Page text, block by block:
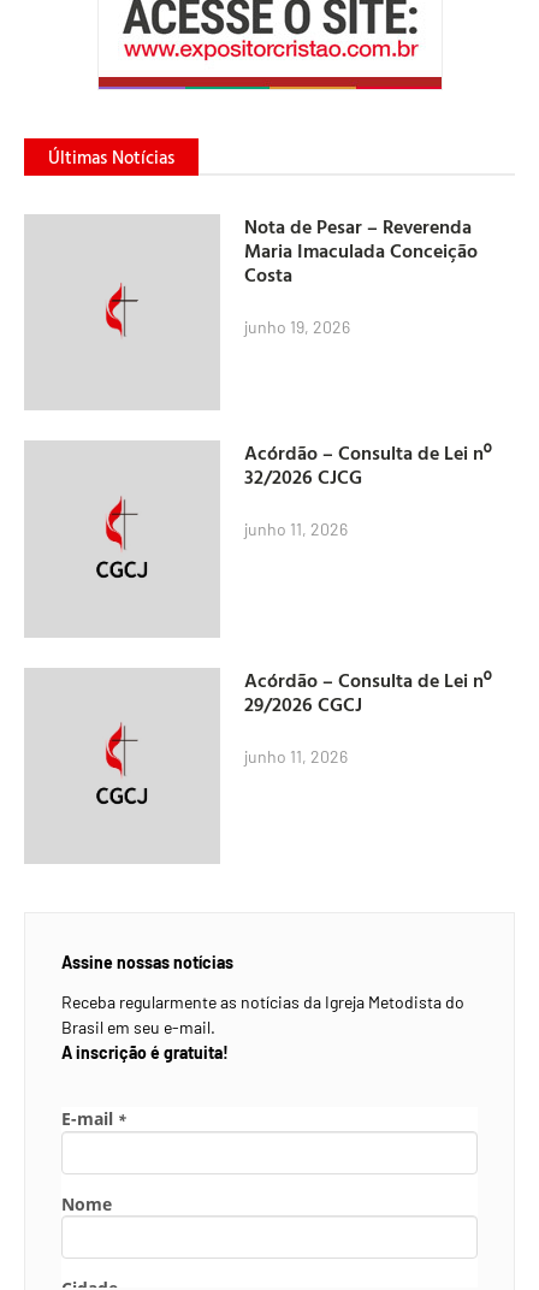
Últimas Notícias
Nota de Pesar – Reverenda
Maria Imaculada Conceição
Costa
junho 19, 2026
Acórdão – Consulta de Lei nº
32/2026 CJCG
junho 11, 2026
Acórdão – Consulta de Lei nº
29/2026 CGCJ
junho 11, 2026
Assine nossas notícias
Receba regularmente as notícias da Igreja Metodista do
Brasil em seu e-mail.
A inscrição é gratuita!